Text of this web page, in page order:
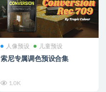
人像预设 儿童预设
索尼专属调色预设合集
1.0K